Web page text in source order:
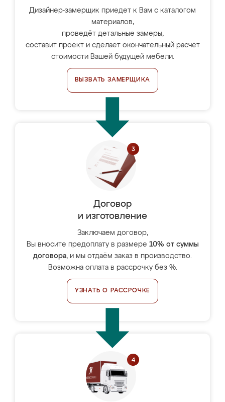
Дизайнер-замерщик приедет к Вам с каталогом
материалов,
проведёт детальные замеры,
составит проект и сделает окончательный расчёт
стоимости Вашей будущей мебели.
ВЫЗВАТЬ ЗАМЕРЩИКА
Договор
и изготовление
Заключаем договор,
Вы вносите предоплату в размере 10% от суммы
договора, и мы отдаём заказ в производство.
Возможна оплата в рассрочку без %.
УЗНАТЬ О РАССРОЧКЕ